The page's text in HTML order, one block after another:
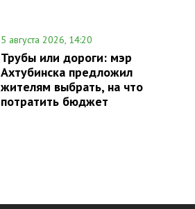
5 августа 2026, 14:20
Трубы или дороги: мэр
Ахтубинска предложил
жителям выбрать, на что
потратить бюджет